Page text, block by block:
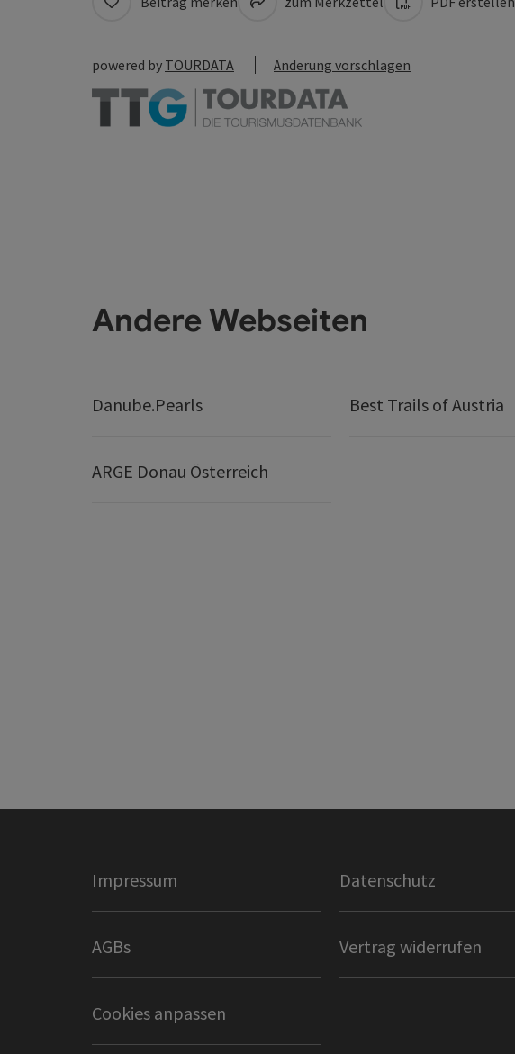
powered by TOURDATA Änderung vorschlagen
Andere Webseiten
Danube.Pearls Best Trails of Austria
ARGE Donau Österreich
Impressum Datenschutz
AGBs Vertrag widerrufen
Cookies anpassen